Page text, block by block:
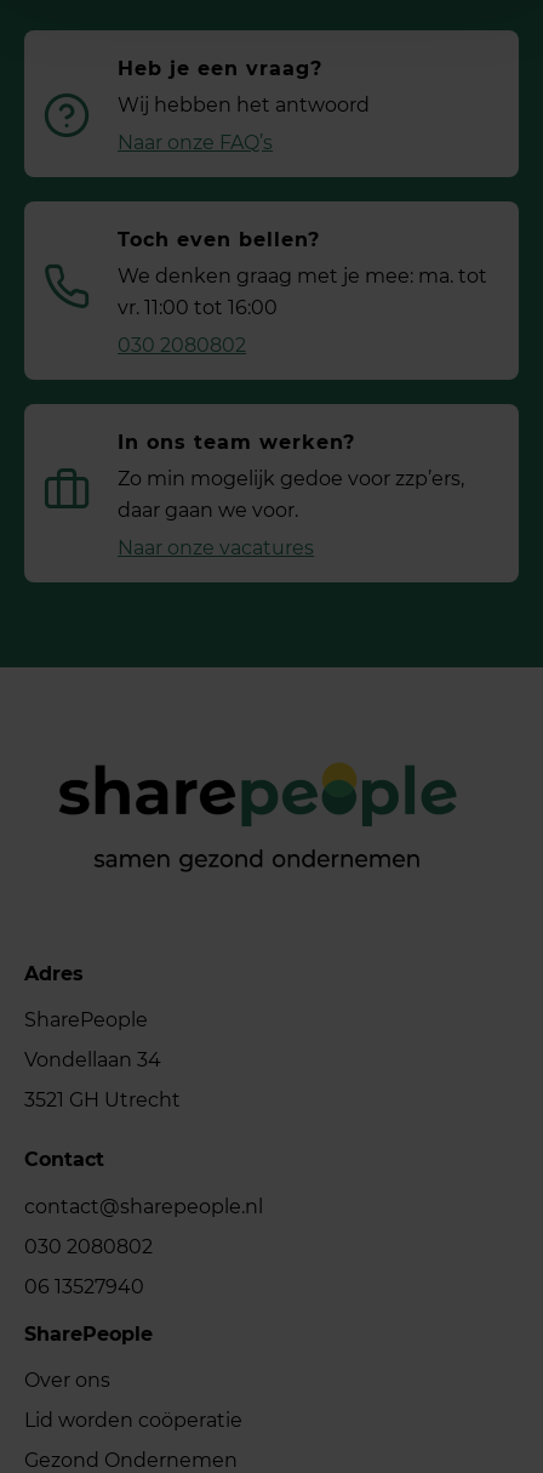
Heb je een vraag?
Wij hebben het antwoord
Naar onze FAQ’s
Toch even bellen?
We denken graag met je mee: ma. tot
vr. 11:00 tot 16:00
030 2080802
In ons team werken?
Zo min mogelijk gedoe voor ­zzp’ers,
daar gaan we voor.
Naar onze vacatures
Adres
SharePeople
Vondellaan 34
3521 GH Utrecht
Contact
contact@sharepeople.nl
030 2080802
06 13527940
SharePeople
Over ons
Lid worden coöperatie
Gezond Ondernemen